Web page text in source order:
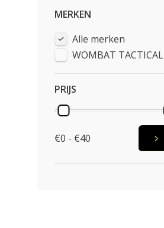
MERKEN
Alle merken
WOMBAT TACTICAL
PRIJS
€0 - €40